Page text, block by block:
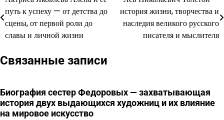
по
записям
путь к успеху — от детства до
сцены, от первой роли до
славы и личной жизни
история жизни, творчества и
наследия великого русского
писателя и мыслителя
Связанные записи
Биография сестер Федоровых — захватывающая
история двух выдающихся художниц и их влияние
на мировое искусство